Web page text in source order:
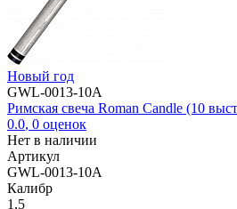
Новый год
GWL-0013-10A
Римская свеча Roman Candle (10
0.0, 0 оценок
Нет в наличии
Артикул
GWL-0013-10A
Калибр
1,5